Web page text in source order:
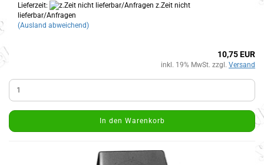
Lieferzeit:
z.Zeit nicht
lieferbar/Anfragen
(Ausland abweichend)
10,75 EUR
inkl. 19% MwSt. zzgl. Versand
In den Warenkorb